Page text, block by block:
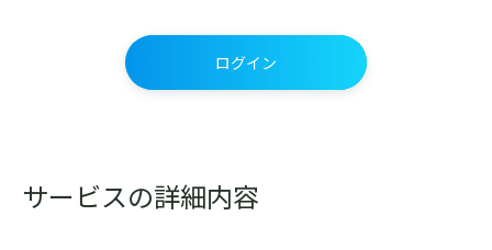
ログイン
サービスの詳細内容